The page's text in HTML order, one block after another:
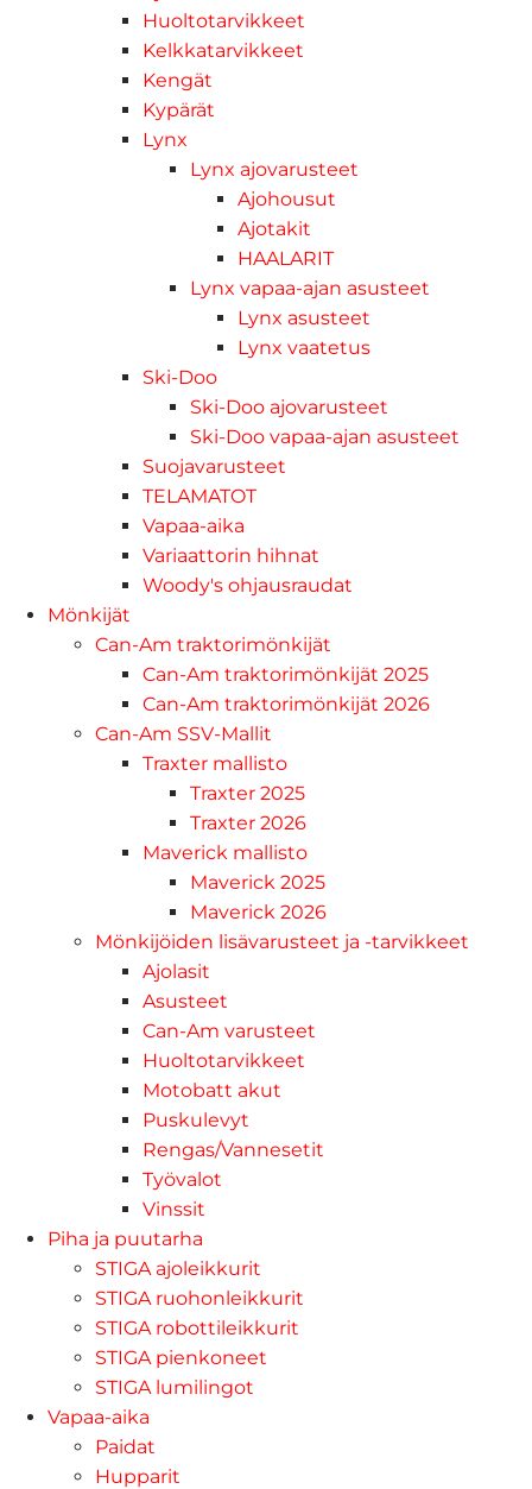
Huoltotarvikkeet
Kelkkatarvikkeet
Kengät
Kypärät
Lynx
Lynx ajovarusteet
Ajohousut
Ajotakit
HAALARIT
Lynx vapaa-ajan asusteet
Lynx asusteet
Lynx vaatetus
Ski-Doo
Ski-Doo ajovarusteet
Ski-Doo vapaa-ajan asusteet
Suojavarusteet
TELAMATOT
Vapaa-aika
Variaattorin hihnat
Woody's ohjausraudat
Mönkijät
Can-Am traktorimönkijät
Can-Am traktorimönkijät 2025
Can-Am traktorimönkijät 2026
Can-Am SSV-Mallit
Traxter mallisto
Traxter 2025
Traxter 2026
Maverick mallisto
Maverick 2025
Maverick 2026
Mönkijöiden lisävarusteet ja -tarvikkeet
Ajolasit
Asusteet
Can-Am varusteet
Huoltotarvikkeet
Motobatt akut
Puskulevyt
Rengas/Vannesetit
Työvalot
Vinssit
Piha ja puutarha
STIGA ajoleikkurit
STIGA ruohonleikkurit
STIGA robottileikkurit
STIGA pienkoneet
STIGA lumilingot
Vapaa-aika
Paidat
Hupparit